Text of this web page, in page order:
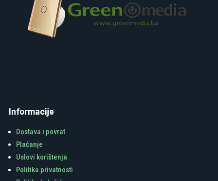
Informacije
Dostava i povrat
Plaćanje
Uslovi korištenja
Politika privatnosti